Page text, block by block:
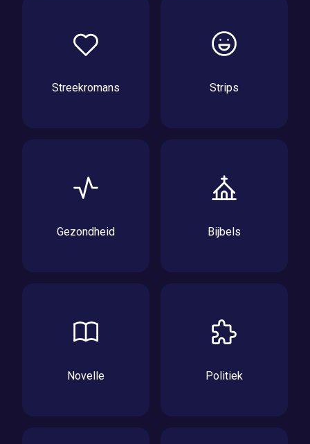
Streekromans Strips
Gezondheid Bijbels
Novelle Politiek